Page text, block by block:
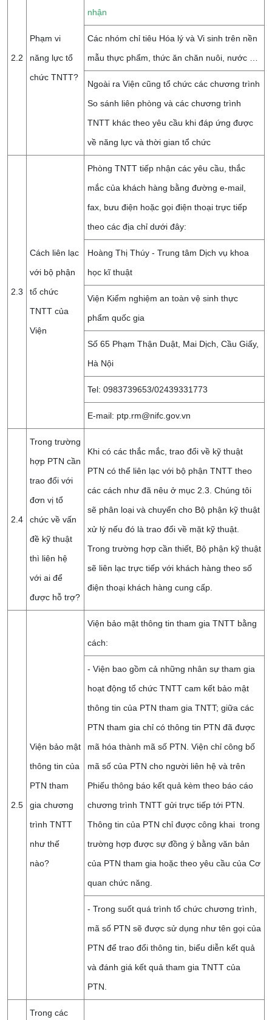
2.2
Phạm vi
năng lực tổ
chức TNTT?
nhận
Các nhóm chỉ tiêu Hóa lý và Vi sinh trên nền
mẫu thực phẩm, thức ăn chăn nuôi, nước …
Ngoài ra Viện cũng tổ chức các chương trình
So sánh liên phòng và các chương trình
TNTT khác theo yêu cầu khi đáp ứng được
về năng lực và thời gian tổ chức
2.3
Cách liên lạc
với bộ phận
tổ chức
TNTT của
Viện
Phòng TNTT tiếp nhận các yêu cầu, thắc
mắc của khách hàng bằng đường e-mail,
fax, bưu điện hoặc gọi điện thoại trực tiếp
theo các địa chỉ dưới đây:
Hoàng Thị Thúy - Trung tâm Dịch vụ khoa
học kĩ thuật
Viện Kiểm nghiệm an toàn vệ sinh thực
phẩm quốc gia
Số 65 Phạm Thận Duật, Mai Dịch, Cầu Giấy,
Hà Nội
Tel: 0983739653/02439331773
E-mail: ptp.rm@nifc.gov.vn
2.4
Trong trường
hợp PTN cần
trao đổi với
đơn vị tổ
chức về vấn
đề kỹ thuật
thì liên hệ
với ai để
được hỗ trợ?
Khi có các thắc mắc, trao đổi về kỹ thuật
PTN có thể liên lạc với bộ phận TNTT theo
các cách như đã nêu ở mục 2.3. Chúng tôi
sẽ phân loại và chuyển cho Bộ phận kỹ thuật
xử lý nếu đó là trao đổi về mặt kỹ thuật.
Trong trường hợp cần thiết, Bộ phận kỹ thuật
sẽ liên lạc trực tiếp với khách hàng theo số
điện thoại khách hàng cung cấp.
2.5
Viện bảo mật
thông tin của
PTN tham
gia chương
trình TNTT
như thế
nào?
Viện bảo mật thông tin tham gia TNTT bằng
cách:
- Viện bao gồm cả những nhân sự tham gia
hoạt động tổ chức TNTT cam kết bảo mật
thông tin của PTN tham gia TNTT; giữa các
PTN tham gia chỉ có thông tin PTN đã được
mã hóa thành mã số PTN. Viện chỉ công bố
mã số của PTN cho người liên hệ và trên
Phiếu thông báo kết quả kèm theo báo cáo
chương trình TNTT gửi trực tiếp tới PTN.
Thông tin của PTN chỉ được công khai trong
trường hợp được sự đồng ý bằng văn bản
của PTN tham gia hoặc theo yêu cầu của Cơ
quan chức năng.
- Trong suốt quá trình tổ chức chương trình,
mã số PTN sẽ được sử dụng như tên gọi của
PTN để trao đổi thông tin, biểu diễn kết quả
và đánh giá kết quả tham gia TNTT của
PTN.
Trong các